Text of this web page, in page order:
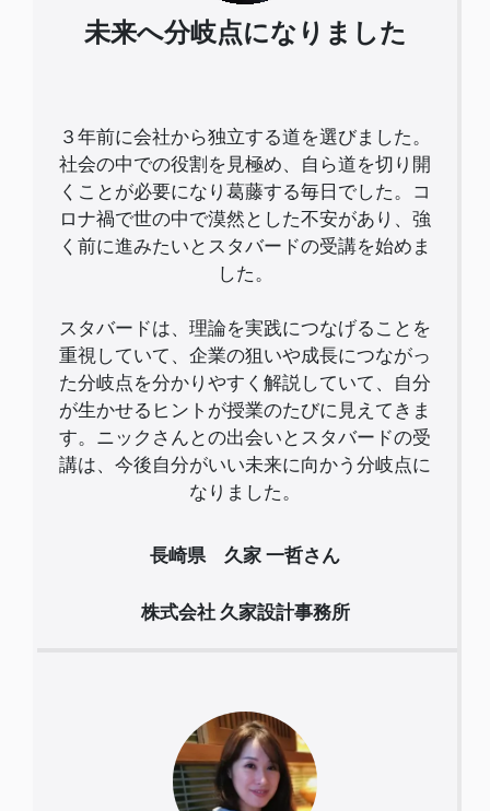
未来へ分岐点になりました
３年前に会社から独立する道を選びました。
社会の中での役割を見極め、自ら道を切り開
くことが必要になり葛藤する毎日でした。コ
ロナ禍で世の中で漠然とした不安があり、強
く前に進みたいとスタバードの受講を始めま
した。
スタバードは、理論を実践につなげることを
重視していて、企業の狙いや成長につながっ
た分岐点を分かりやすく解説していて、自分
が生かせるヒントが授業のたびに見えてきま
す。ニックさんとの出会いとスタバードの受
講は、今後自分がいい未来に向かう分岐点に
なりました。
長崎県 久家 一哲さん
株式会社 久家設計事務所